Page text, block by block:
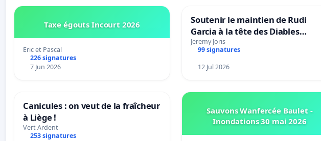
Taxe égouts Incourt 2026
Eric et Pascal
226 signatures
7 Jun 2026
Soutenir le maintien de Rudi
Garcia à la tête des Diables
Rouges |Teken voor het behoud
van Rudi Garcia als bondscoach
Jeremy Joris
99 signatures
12 Jul 2026
Canicules : on veut de la fraîcheur
à Liège !
Vert Ardent
253 signatures
Sauvons Wanfercée Baulet -
Inondations 30 mai 2026